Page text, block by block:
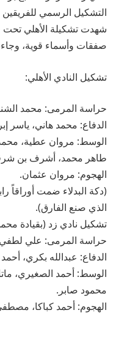
التشكيل الرسمي للفريقين
شهدت تشكيلة الأهلي تحت
صفقات وأسماء قوية،
تشكيل النادي الأهلي:
حراسة المرمى: محمد
الدفاع: محمد هاني، ياسر
الوسط: مروان عطية،
طاهر محمد، أشرف بن
الهجوم: مروان عثمان.
(دكة البدلاء ضمت أوراقاً
الذي صنع الفارق).
تشكيل نادي زد (بقيادة
حراسة المرمى: علي
الدفاع: عبدالله بكري،
الوسط: أحمد الصغيري،
محمود صابر.
الهجوم: أحمد كباكا،